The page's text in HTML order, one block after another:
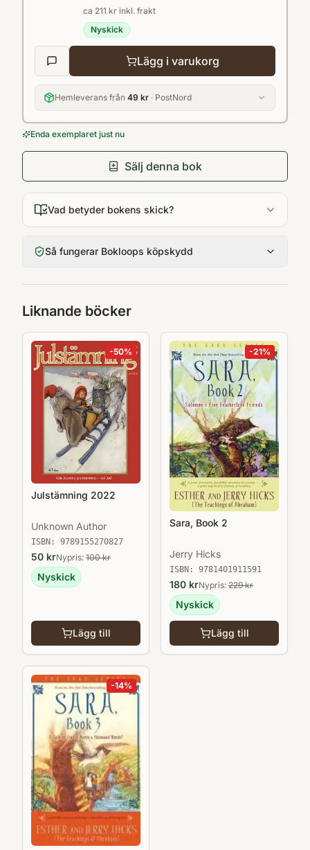
utbildningar. Givet bokens introducerade
karaktär fungerar den också för läsare som
på egen hand vill lära sig om ämnesområdet.
Författare: Docent Magnus Frostenson och
docent Frans Prenkert är verksamma vid
örebro universitet.
ca 211 kr inkl. frakt
Nyskick
Lägg i varukorg
Hemleverans från 49 kr · PostNord
Enda exemplaret just nu
Sälj denna bok
Vad betyder bokens skick?
Så fungerar Bokloops köpskydd
Liknande böcker
-50%
Julstämning 2022
Unknown Author
ISBN: 9789155270827
50 krNypris: 100kr
Nyskick
Lägg till
-21%
Sara, Book 2
Jerry Hicks
ISBN: 9781401911591
180 krNypris: 229kr
Nyskick
Lägg till
-14%